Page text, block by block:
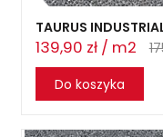
TAURUS
139,90 zł / m2
Do koszyka